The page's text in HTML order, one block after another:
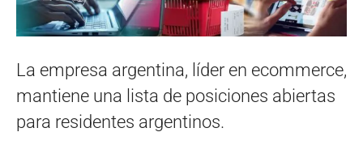
La empresa argentina, líder en ecommerce,
mantiene una lista de posiciones abiertas
para residentes argentinos.